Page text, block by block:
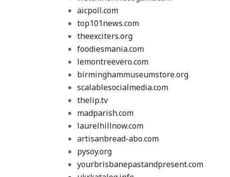
aicpoll.com
top101news.com
theexciters.org
foodiesmania.com
lemontreevero.com
birminghammuseumstore.org
scalablesocialmedia.com
thelip.tv
madparish.com
laurelhillnow.com
artisanbread-abo.com
pysoy.org
yourbrisbanepastandpresent.com